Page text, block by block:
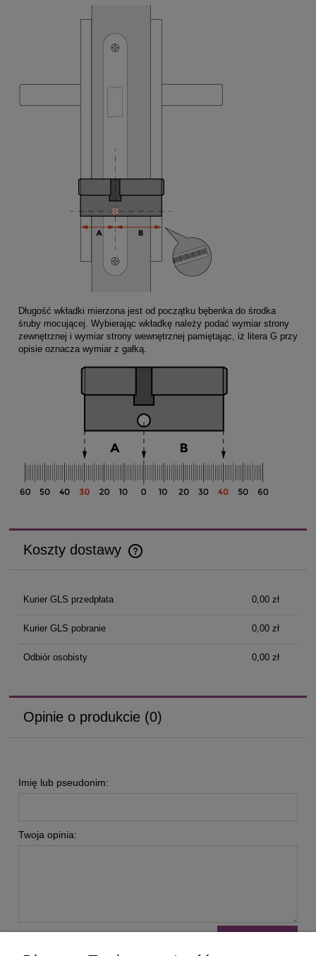
Długość wkładki mierzona jest od początku bębenka do środka
śruby mocującej. Wybierając wkładkę należy podać wymiar strony
zewnętrznej i wymiar strony wewnętrznej pamiętając, iż litera G przy
opisie oznacza wymiar z gałką.
Koszty dostawy
Cena nie zawiera ewentualnych kosztów płatności
Kurier GLS przedpłata 0,00 zł
Kurier GLS pobranie 0,00 zł
Odbiór osobisty 0,00 zł
Opinie o produkcie (0)
Imię lub pseudonim:
Twoja opinia: